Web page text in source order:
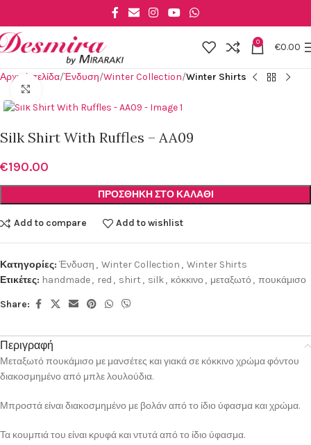
0 €0.00
Αρχική σελίδα Ένδυση Winter Collection Winter Shirts
Silk Shirt With Ruffles – AA09
€190.00
ΠΡΟΣΘΉΚΗ ΣΤΟ ΚΑΛΆΘΙ
Add to compare Add to wishlist
Κατηγορίες: Ένδυση , Winter Collection , Winter Shirts
Ετικέτες: handmade, red , shirt , silk, κόκκινο , μεταξωτό , πουκάμισο
Share:
Περιγραφή
Μεταξωτό πουκάμισο με μανσέτες και γιακά σε κόκκινο χρώμα φόντου
διακοσμημένο από μπλε λουλούδια.
Μπροστά είναι διακοσμημένο με βολάν από το ίδιο ύφασμα και χρώμα.
Τα κουμπιά του είναι κρυφά και ντυτά από το ίδιο ύφασμα.